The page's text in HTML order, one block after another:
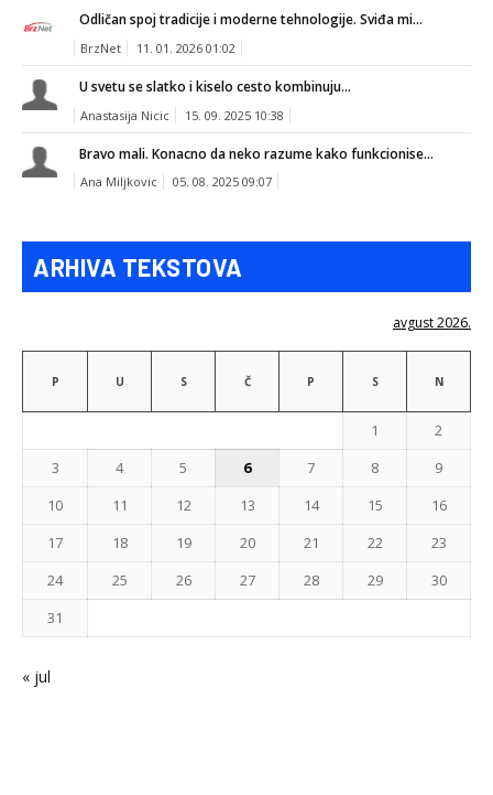
Odličan spoj tradicije i moderne tehnologije. Sviđa mi...
BrzNet 11. 01. 2026 01:02
U svetu se slatko i kiselo cesto kombinuju...
Anastasija Nicic 15. 09. 2025 10:38
Bravo mali. Konacno da neko razume kako funkcionise...
Ana Miljkovic 05. 08. 2025 09:07
ARHIVA TEKSTOVA
avgust 2026.
P U S Č P S N
1
2
3
4 5 6 7 8
9
10
11 12 13 14 15
16
17
18 19 20 21 22
23
24
25 26 27 28 29
30
31
« jul